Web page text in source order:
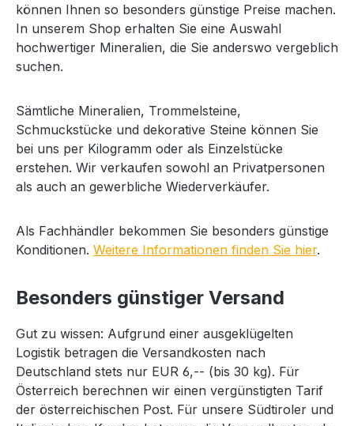
können Ihnen so besonders günstige Preise machen.
In unserem Shop erhalten Sie eine Auswahl
hochwertiger Mineralien, die Sie anderswo vergeblich
suchen.
Sämtliche Mineralien, Trommelsteine,
Schmuckstücke und dekorative Steine können Sie
bei uns per Kilogramm oder als Einzelstücke
erstehen. Wir verkaufen sowohl an Privatpersonen
als auch an gewerbliche Wiederverkäufer.
Als Fachhändler bekommen Sie besonders günstige
Konditionen. Weitere Informationen finden Sie hier.
Besonders günstiger Versand
Gut zu wissen: Aufgrund einer ausgeklügelten
Logistik betragen die Versandkosten nach
Deutschland stets nur EUR 6,-- (bis 30 kg). Für
Österreich berechnen wir einen vergünstigten Tarif
der österreichischen Post. Für unsere Südtiroler und